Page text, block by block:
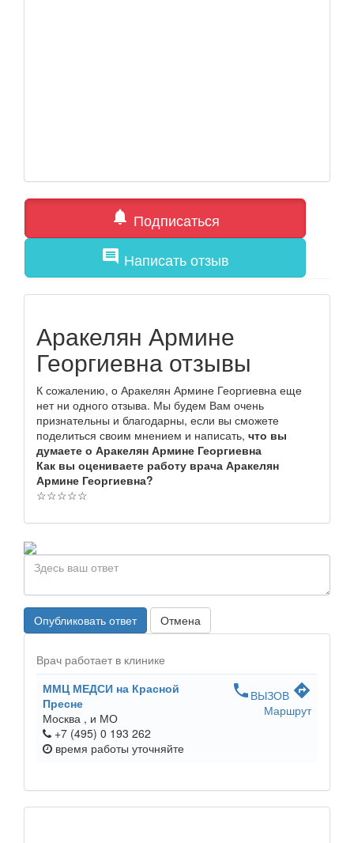
notifications Подписаться
comment Написать отзыв
Аракелян Армине
Георгиевна отзывы
К сожалению, о Аракелян Армине Георгиевна еще
нет ни одного отзыва. Мы будем Вам очень
признательны и благодарны, если вы сможете
поделиться своим мнением и написать, что вы
думаете о Аракелян Армине Георгиевна
Как вы оцениваете работу врача Аракелян
Армине Георгиевна?
☆☆☆☆☆
Опубликовать ответ Отмена
Врач работает в клинике
ММЦ МЕДСИ на Красной
Пресне
Москва , и МО
+7 (495) 0 193 262
время работы уточняйте
phone ВЫЗОВ directions
Маршрут